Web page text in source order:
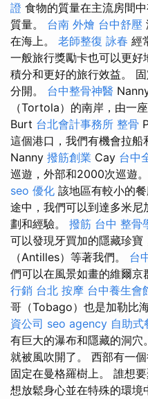
證 食物的質量在主流房間
質量。 台南 外燴 台中舒壓
在海上。 老師整復 詠春 經
一般旅行獎勵卡也可以更
積分和更好的旅行效益。
分開。 台中整骨神醫
（Tortola）的南岸，由一
Burt 台北會計事務所 整骨
這個港口，我們有機會拉船
Nanny 撥筋創業 Cay 台中
巡遊，外部和2000次巡遊。
seo 優化 該地區有較小的
途中，我們可以到達多米
劃和經驗。 撥筋 台中 整骨
可以發現牙買加的隱藏珍寶
（Antilles）等著我們。 台
們可以在風景如畫的維爾京
行銷 台北 按摩 台中養生會
哥（Tobago）也是加勒比
資公司 seo agency 自助式
有巨大的瀑布和隱藏的洞
就被風吹開了。 西部有一
固定在曼格羅樹上。 誰想
想放鬆身心並在特殊的環